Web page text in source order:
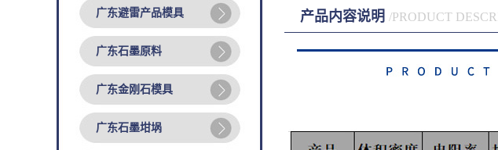
广东避雷产品模具
广东石墨原料
广东金刚石模具
广东石墨坩埚
产品内容说明 /PRODUCT